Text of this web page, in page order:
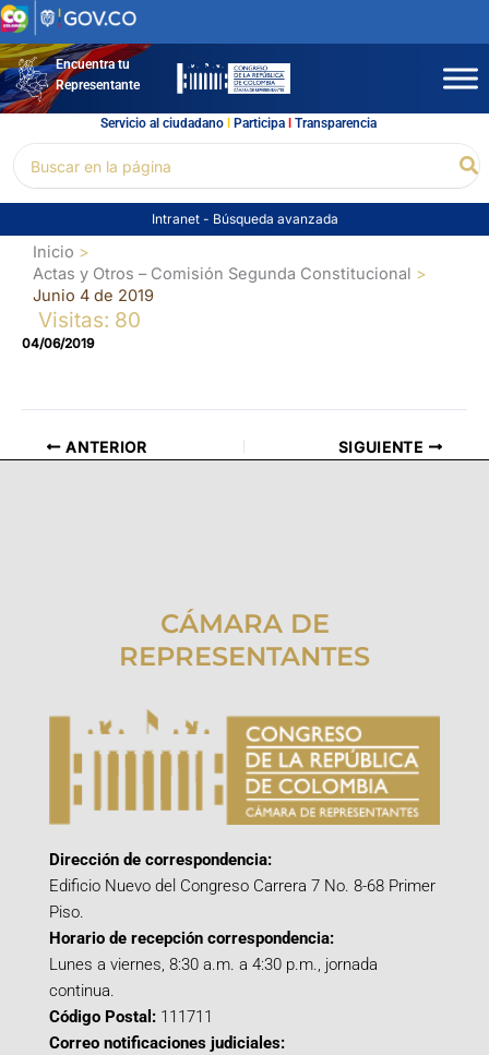
Ir
al
contenidoEncuentra tu
Representante
Servicio al ciudadano l Participal Transparencia
por:
Intranet - Búsqueda avanzada
Inicio
Actas y Otros – Comisión Segunda Constitucional
Junio 4 de 2019
Visitas: 80
04/06/2019
ANTERIOR SIGUIENTE
CÁMARA DE
REPRESENTANTES
Dirección de correspondencia:
Edificio Nuevo del Congreso Carrera 7 No. 8-68 Primer
Piso.
Horario de recepción correspondencia:
Lunes a viernes, 8:30 a.m. a 4:30 p.m., jornada
continua.
Código Postal: 111711
Correo notificaciones judiciales: